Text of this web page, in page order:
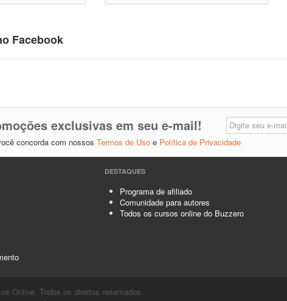
Facebook
exclusivas em seu e-mail!
concorda com nossos Termos de Uso e Política de Privacidade
DESTAQUES
Programa de afiliado
Comunidade para autores
Todos os cursos online do Buzzero
Online. Todos os direitos reservados.